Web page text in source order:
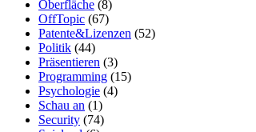
Oberfläche (8)
OffTopic (67)
Patente&Lizenzen (52)
Politik (44)
Präsentieren (3)
Programming (15)
Psychologie (4)
Schau an (1)
Security (74)